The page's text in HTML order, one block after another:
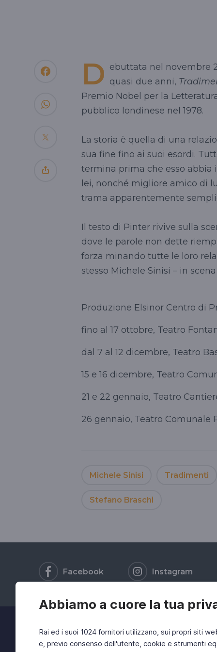
Abbiamo a cuore la tua
Rai ed i suoi 1024 fornitori utilizzano, sui propri siti
e, previo consenso dell'utente, cookie e strumenti
D ebuttata nel novembre
quasi due anni,
Premio Nobel per la
pubblico londinese nel 1978.
La storia è quella di una
sua fine fino ai suoi esordi.
termina prima che esso abbia
lei, nonché migliore amico di
trama apparentemente
Il testo di Pinter rivive sulla
dove le parole non dette
forza minando tutte le loro
stesso Michele Sinisi – in
Produzione Elsinor Centro di
fino al 17 ottobre, Teatro
dal 7 al 12 dicembre, Teatro
15 e 16 dicembre, Teatro
21 e 22 gennaio, Teatro
26 gennaio, Teatro Comunale
Michele Sinisi Tradimenti
Stefano Braschi
Facebook Instagram